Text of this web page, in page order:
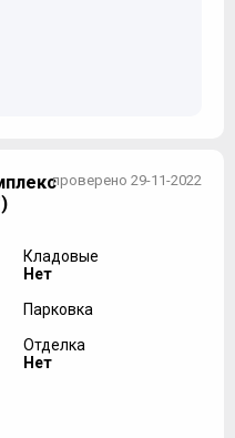
проверено 29-11-2022
Кладовые
Нет
Парковка
Отделка
Нет